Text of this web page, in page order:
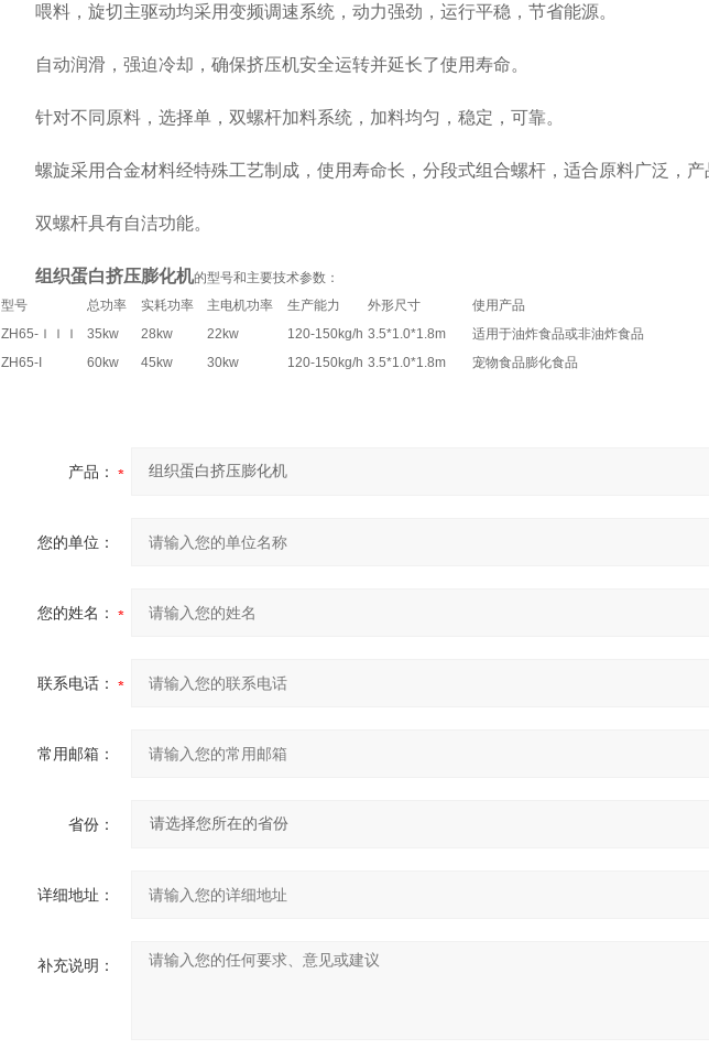
喂料，旋切主驱动均采用变频调速系统，动力强劲，运行平稳，节省能源。
自动润滑，强迫冷却，确保挤压机安全运转并延长了使用寿命。
针对不同原料，选择单，双螺杆加料系统，加料均匀，稳定，可靠。
螺旋采用合金材料经特殊工艺制成，使用寿命长，分段式组合螺杆，适合原料广泛，产
双螺杆具有自洁功能。
组织蛋白挤压膨化机的型号和主要技术参数：
型号
总功率 实耗功率 主电机功率 生产能力 外形尺寸
使用产品
ZH65-ＩＩＩ
35kw 28kw 22kw 120-150kg/h 3.5*1.0*1.8m
适用于油炸食品或非油炸食品
ZH65-I
60kw 45kw 30kw 120-150kg/h 3.5*1.0*1.8m 宠物食品膨化食品
产品：
您的单位：
您的姓名：
联系电话：
常用邮箱：
省份：
详细地址：
补充说明：